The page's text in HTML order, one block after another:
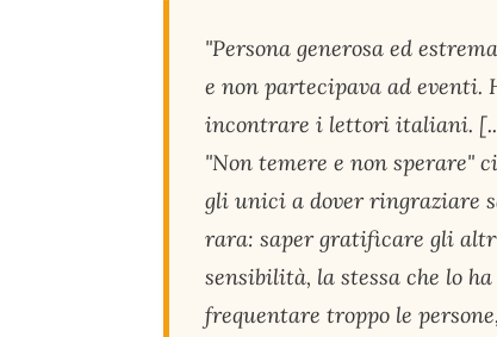
"Persona generosa ed
e non partecipava ad eventi.
incontrare i lettori italiani.
"Non temere e non sperare"
gli unici a dover ringraziare
rara: saper gratificare gli
sensibilità, la stessa che lo
frequentare troppo le